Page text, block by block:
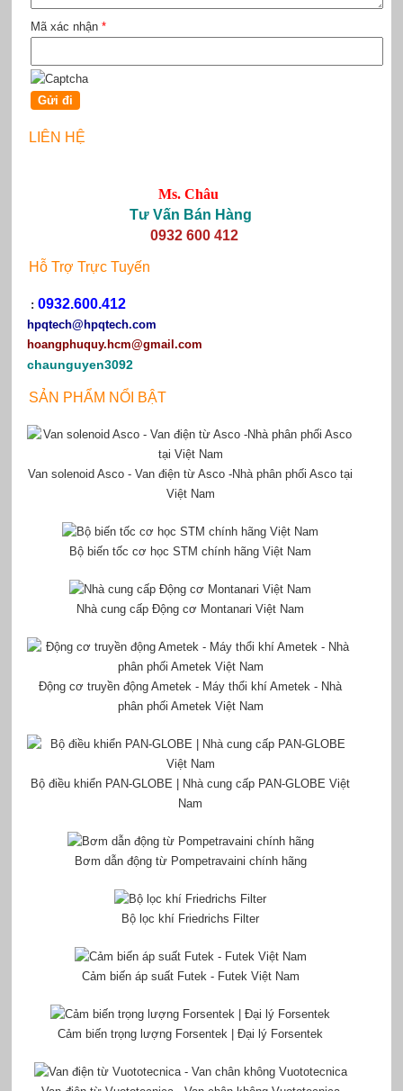
Mã xác nhận *
LIÊN HỆ
Ms. Châu
Tư Vấn Bán Hàng
0932 600 412
Hỗ Trợ Trực Tuyến
: 0932.600.412
hpqtech@hpqtech.com
hoangphuquy.hcm@gmail.com
chaunguyen3092
SẢN PHẨM NỔI BẬT
Van solenoid Asco - Van điện từ Asco -Nhà phân phối Asco tại
Việt Nam
Bộ biến tốc cơ học STM chính hãng Việt Nam
Nhà cung cấp Động cơ Montanari Việt Nam
Động cơ truyền động Ametek - Máy thổi khí Ametek - Nhà
phân phối Ametek Việt Nam
Bộ điều khiển PAN-GLOBE | Nhà cung cấp PAN-GLOBE Việt
Nam
Bơm dẫn động từ Pompetravaini chính hãng
Bộ lọc khí Friedrichs Filter
Cảm biến áp suất Futek - Futek Việt Nam
Cảm biến trọng lượng Forsentek | Đại lý Forsentek